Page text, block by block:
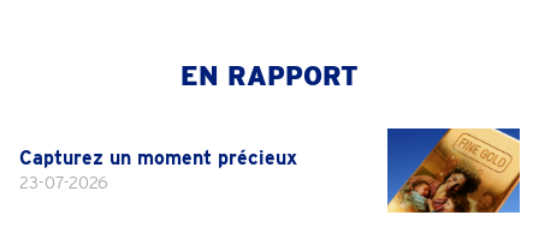
EN RAPPORT
Capturez un moment précieux
23-07-2026